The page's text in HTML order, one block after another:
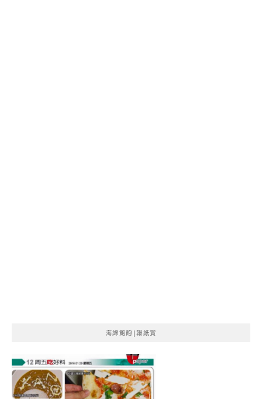
海綿飽飽|報紙賞